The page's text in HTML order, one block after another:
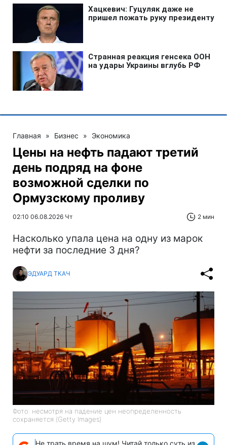
Главная » Бизнес » Экономика
Цены на нефть падают третий
день подряд на фоне
возможной сделки по
Ормузскому проливу
02:10 06.08.2026 Чт 2 мин
Насколько упала цена на одну из марок
нефти за последние 3 дня?
ЭДУАРД ТКАЧ
Фото: несмотря на падение цен неопределенность
сохраняется (Getty Images)
Не трать время на шум! Читай только суть из